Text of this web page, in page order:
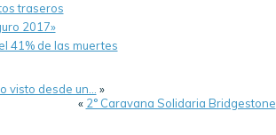
traseros
2017»
41% de las muertes
visto desde un…
»
« 2° Caravana Solidaria Bridgestone